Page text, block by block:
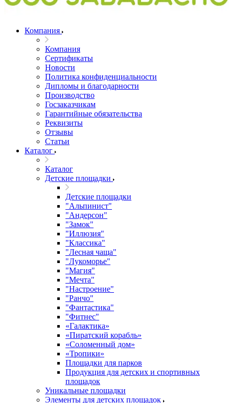
Компания
Компания
Сертификаты
Новости
Политика конфиденциальности
Дипломы и благодарности
Производство
Госзаказчикам
Гарантийные обязательства
Реквизиты
Отзывы
Статьи
Каталог
Каталог
Детские площадки
Детские площадки
"Альпинист"
"Андерсон"
"Замок"
"Иллюзия"
"Классика"
"Лесная чаща"
"Лукоморье"
"Магия"
"Мечта"
"Настроение"
"Ранчо"
"Фантастика"
"Фитнес"
«Галактика»
«Пиратский корабль»
«Соломенный дом»
«Тропики»
Площадки для парков
Продукция для детских и спортивных
площадок
Уникальные площадки
Элементы для детских площадок